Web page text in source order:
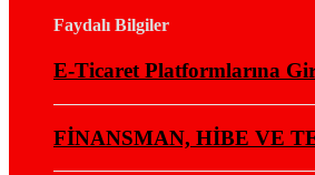
Faydalı Bilgiler
E-Ticaret Platformlarına
FİNANSMAN, HİBE VE